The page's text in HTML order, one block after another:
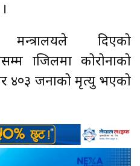
मन्त्रालयले दिएको
ब्राजिलमा कोरोनाको
४०३ जनाको मृत्यु भएको